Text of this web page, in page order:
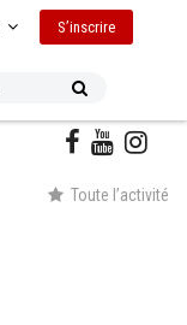
S’inscrire
Toute l’activité